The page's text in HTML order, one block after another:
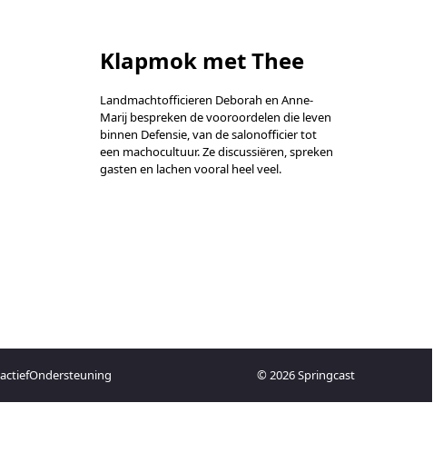
Klapmok met Thee
Landmachtofficieren Deborah en Anne-
Marij bespreken de vooroordelen die leven
binnen Defensie, van de salonofficier tot
een machocultuur. Ze discussiëren, spreken
gasten en lachen vooral heel veel.
Ondersteuning © 2026 Springcast